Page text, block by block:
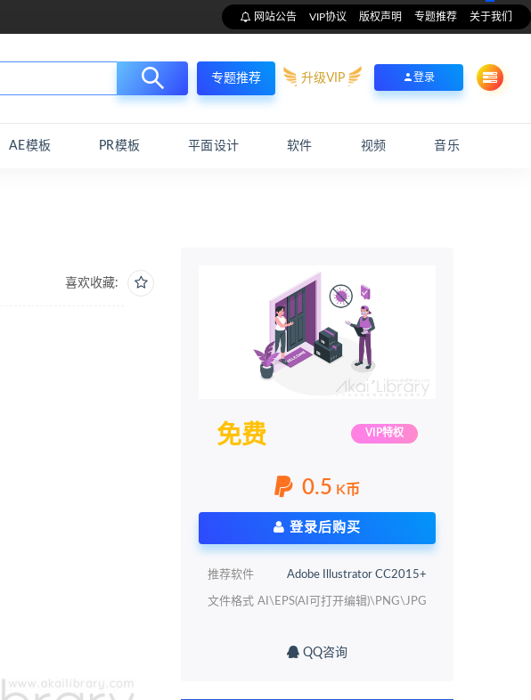
网站公告 VIP协议 版权声明 专题推荐 关于我们
专题推荐 升级VIP 登录
AE模板 PR模板 平面设计 软件 视频 音乐
喜欢收藏:
免费 VIP特权
0.5 K币
登录后购买
推荐软件 Adobe Illustrator CC2015+
文件格式 AI\EPS(AI可打开编辑)\PNG\JPG
QQ咨询